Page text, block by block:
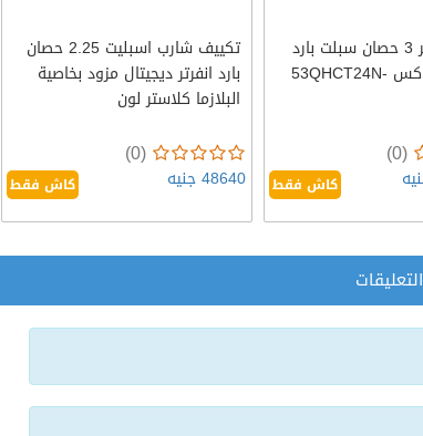
تكييف شارب اسبليت 2.25 حصان
بارد انفرتر ديجيتال مزود بخاصية
البلازما كلاستر لون
(0)
48640 جنيه كاش فقط
تكييف كاريير 3 حصان سبلت بارد
ساخن اوبتماكس 53QHCT24N-
(0)
كاش فقط
التعليقات